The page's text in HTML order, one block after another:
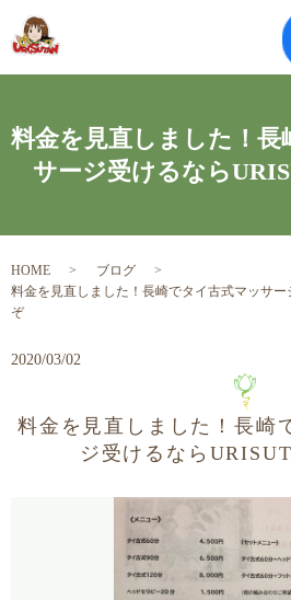
料金を見直しました！長
サージ受けるなら
HOME
ブログ
料金を見直しました！長崎でタイ古式マッサ
ぞ
2020/03/02
料金を見直しました！長崎
ジ受けるなら